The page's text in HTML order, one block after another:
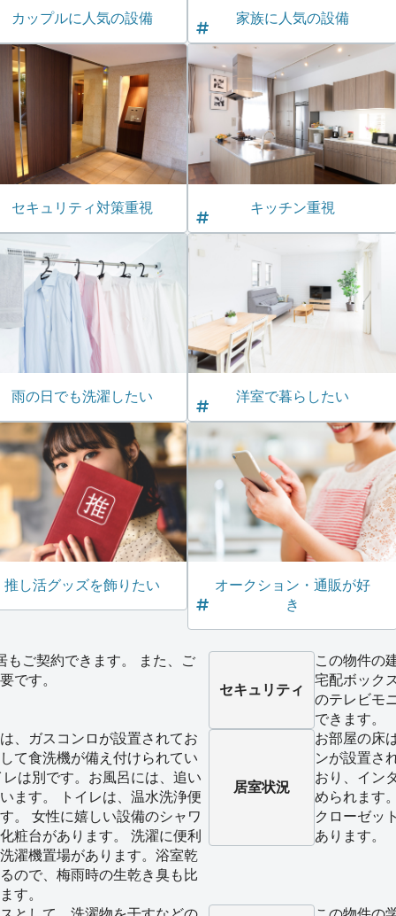
カップルに人気の設備 家族に人気の設備
セキュリティ対策重視 キッチン重視
雨の日でも洗濯したい 洋室で暮らしたい
推し活グッズを飾りたい
オークション・通販が好
き
もご契約できます。 また、ご
です。
セキュリティ
この物件の
宅配ボック
のテレビモ
できます。
、ガスコンロが設置されてお
て食洗機が備え付けられてい
は別です。お風呂には、追い
ます。 トイレは、温水洗浄便
。 女性に嬉しい設備のシャワ
粧台があります。 洗濯に便利
濯機置場があります。浴室乾
ので、梅雨時の生乾き臭も比
す。
居室状況
お部屋の床
ンが設置さ
おり、イン
められます
クローゼッ
あります。